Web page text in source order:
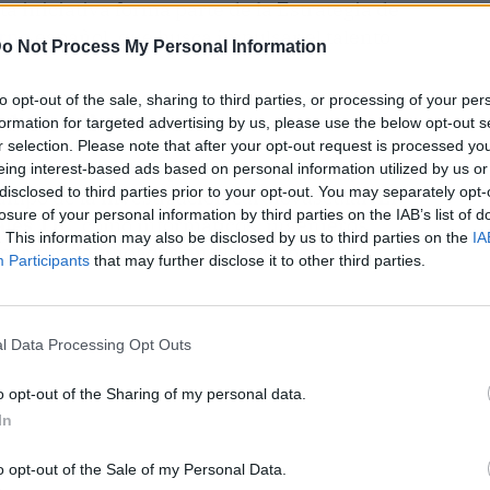
Not Process My Personal Information
opt-out of the sale, sharing to third parties, or processing of your
for targeted advertising by us, please use the below opt-out
selection. Please note that after your opt-out request is processed
interest-based ads based on personal information utilized by us
to third parties prior to your opt-out. You may separately
of your personal information by third parties on the IAB’s list of
This information may also be disclosed by us to third parties on the
Participants that may further disclose it to other third parties.
Data Processing Opt Outs
opt-out of the Sharing of my personal data.
opt-out of the Sale of my Personal Data.
iniciativa forma parte de la Estrategia de
español, que busca impulsar el talento
Cardiovascular
, está coordinado por los doctores Borja Ibáñez y
de la investigación cardiovascular.El
TIC, como informáticos, ingenieros,
sus habilidades en el ámbito de la